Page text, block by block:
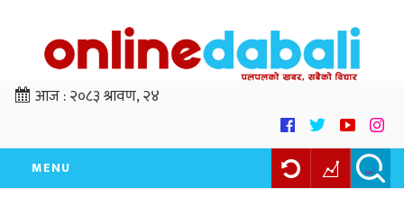
आज :२०८३ श्रावण, २४
MENU